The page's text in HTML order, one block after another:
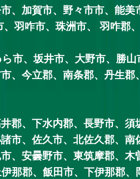
、加賀市、野々市市、能
羽咋市、珠洲市、 羽咋郡
市、坂井市、大野市、勝
、今立郡、南条郡、丹生郡
郡、下水内郡、長野市、須
市、佐久市、北佐久郡、南
、安曇野市、東筑摩郡、木
那郡、飯田市、下伊那郡